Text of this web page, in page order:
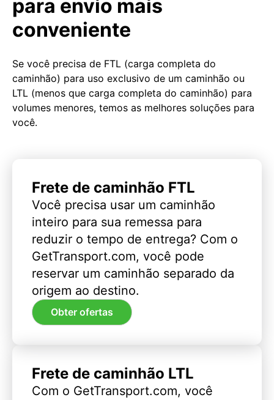
para envio mais
conveniente
Se você precisa de FTL (carga completa do
caminhão) para uso exclusivo de um caminhão ou
LTL (menos que carga completa do caminhão) para
volumes menores, temos as melhores soluções para
você.
Frete de caminhão FTL
Você precisa usar um caminhão
inteiro para sua remessa para
reduzir o tempo de entrega? Com o
GetTransport.com, você pode
reservar um caminhão separado da
origem ao destino.
Obter ofertas
Frete de caminhão LTL
Com o GetTransport.com, você